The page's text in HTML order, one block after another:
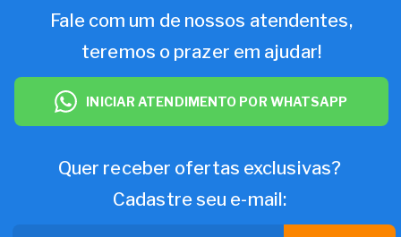
Fale com um de nossos atendentes,
teremos o prazer em ajudar!
INICIAR ATENDIMENTO POR WHATSAPP
Quer receber ofertas exclusivas?
Cadastre seu e-mail: